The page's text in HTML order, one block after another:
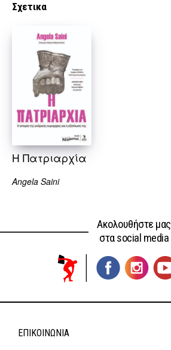
Σχετικα
H Πατριαρχία
Angela Saini
Ακολουθήστε μας
στα social media
ΕΠΙΚΟΙΝΩΝΊΑ